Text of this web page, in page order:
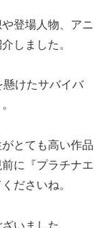
登場人物、アニ
しました。
懸けたサバイバ
とても高い作品
に『プラチナエ
ださいね。
いました。